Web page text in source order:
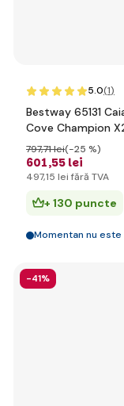
5.0(1)
Bestway 65131
Cove Champion
601,55 lei
797,71 lei(-25 %)
497,15 lei fără TVA
+ 130 puncte
Momentan nu
-41%